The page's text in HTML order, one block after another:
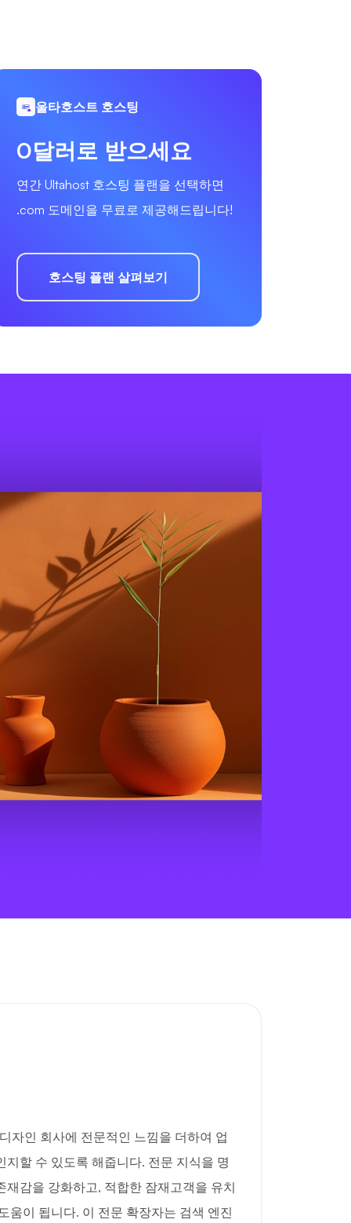
울타호스트 호스팅
0달러로 받으세요
연간 Ultahost 호스팅 플랜을 선택하면
.com 도메인을 무료로 제공해드립니다!
호스팅 플랜 살펴보기
자인 회사에 전문적인 느낌을 더하여 업
지할 수 있도록 해줍니다. 전문 지식을 명
재감을 강화하고, 적합한 잠재고객을 유치
움이 됩니다. 이 전문 확장자는 검색 엔진